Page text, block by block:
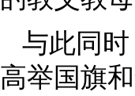
与此同
高举国旗